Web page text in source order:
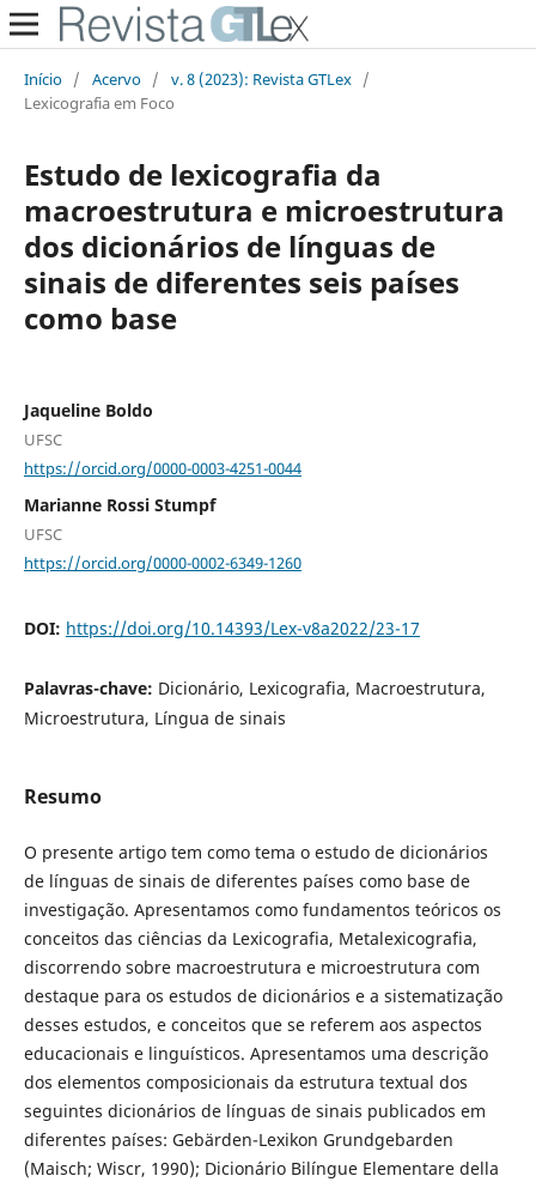
Início / Acervo / v. 8 (2023): Revista GTLex /
Lexicografia em Foco
Estudo de lexicografia da
macroestrutura e microestrutura
dos dicionários de línguas de
sinais de diferentes seis países
como base
Jaqueline Boldo
UFSC
https://orcid.org/0000-0003-4251-0044
Marianne Rossi Stumpf
UFSC
https://orcid.org/0000-0002-6349-1260
DOI: https://doi.org/10.14393/Lex-v8a2022/23-17
Palavras-chave: Dicionário, Lexicografia, Macroestrutura,
Microestrutura, Língua de sinais
Resumo
O presente artigo tem como tema o estudo de dicionários
de línguas de sinais de diferentes países como base de
investigação. Apresentamos como fundamentos teóricos os
conceitos das ciências da Lexicografia, Metalexicografia,
discorrendo sobre macroestrutura e microestrutura com
destaque para os estudos de dicionários e a sistematização
desses estudos, e conceitos que se referem aos aspectos
educacionais e linguísticos. Apresentamos uma descrição
dos elementos composicionais da estrutura textual dos
seguintes dicionários de línguas de sinais publicados em
diferentes países: Gebärden-Lexikon Grundgebarden
(Maisch; Wiscr, 1990); Dicionário Bilíngue Elementare della